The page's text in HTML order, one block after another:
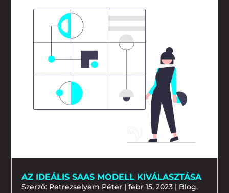
AZ IDEÁLIS SAAS MODELL KIVÁLASZTÁSA
Szerző: Petrezselyem Péter |febr 15, 2023 | Blog,